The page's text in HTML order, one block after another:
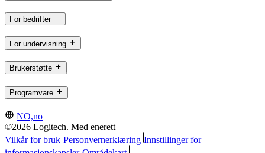
For bedrifter
For undervisning
Brukerstøtte
Programvare
NO,no
©2026 Logitech. Med enerett
Vilkår for bruk Personvernerklæring Innstillinger for